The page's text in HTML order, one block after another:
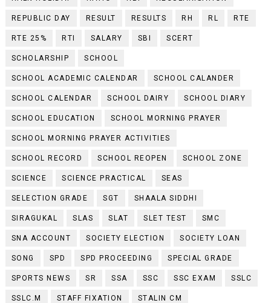
REPUBLIC DAY RESULT RESULTS RH RL RTE
RTE 25% RTI SALARY SBI SCERT
SCHOLARSHIP SCHOOL
SCHOOL ACADEMIC CALENDAR SCHOOL CALANDER
SCHOOL CALENDAR SCHOOL DAIRY SCHOOL DIARY
SCHOOL EDUCATION SCHOOL MORNING PRAYER
SCHOOL MORNING PRAYER ACTIVITIES
SCHOOL RECORD SCHOOL REOPEN SCHOOL ZONE
SCIENCE SCIENCE PRACTICAL SEAS
SELECTION GRADE SGT SHAALA SIDDHI
SIRAGUKAL SLAS SLAT SLET TEST SMC
SNA ACCOUNT SOCIETY ELECTION SOCIETY LOAN
SONG SPD SPD PROCEEDING SPECIAL GRADE
SPORTS NEWS SR SSA SSC SSC EXAM SSLC
SSLC.M STAFF FIXATION STALIN CM